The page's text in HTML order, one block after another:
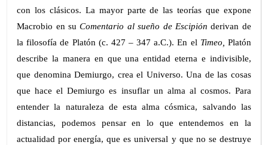
con los clásicos. La mayor parte de las teorías que expone
Macrobio en suComentario al sueño de Escipión derivan de
la filosofía de Platón (c. 427 – 347 a.C.). En el Timeo, Platón
describe la manera en que una entidad eterna e indivisible,
que denomina Demiurgo, crea el Universo. Una de las cosas
que hace el Demiurgo es insuflar un alma al cosmos. Para
entender la naturaleza de esta alma cósmica, salvando las
distancias, podemos pensar en lo que entendemos en la
actualidad por energía, que es universal y que no se destruye